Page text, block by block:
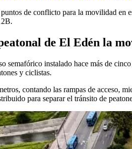
de conflicto para la movilidad
de El Edén la
semafórico instalado hace más de
y ciclistas.
contando las rampas de acceso,
para separar el tránsito de